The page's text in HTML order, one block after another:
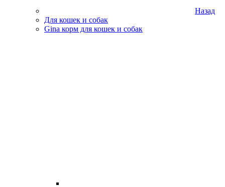
Назад
Для кошек и собак
Gina корм для кошек и собак